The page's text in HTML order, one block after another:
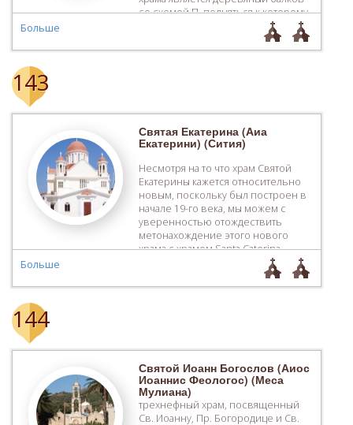
со схемой П, подняться к которому
можно только по лестнице с
Больше
143
Святая Екатерина (Аиа
Екатерини) (Сития)
Несмотря на то что храм Святой
Екатерины кажется относительно
новым, поскольку был построен в
начале 19-го века, мы можем с
уверенностью отождествить
метонахождение этого нового
храма с храмом Santa Caterina
Августинцев. Первая колокольня в
южно-западной части была
построена в 1938 году. Примерно в
Больше
144
Святой Иоанн Богослов (Аиос
Иоаннис Феологос) (Меса
Мулиана)
трехнефный храм, посвященный
Св. Иоанну, Пр. Богородице и Св.